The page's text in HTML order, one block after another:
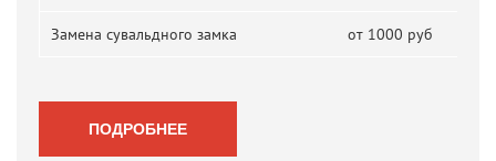
Замена сувальдного замка от 1000 руб
ПОДРОБНЕЕ